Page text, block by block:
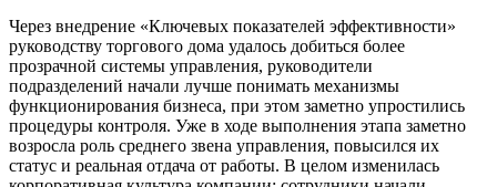
Через внедрение «Ключевых показателей эффективности»
руководству торгового дома удалось добиться более
прозрачной системы управления, руководители
подразделений начали лучше понимать механизмы
функционирования бизнеса, при этом заметно упростились
процедуры контроля. Уже в ходе выполнения этапа заметно
возросла роль среднего звена управления, повысился их
статус и реальная отдача от работы. В целом изменилась